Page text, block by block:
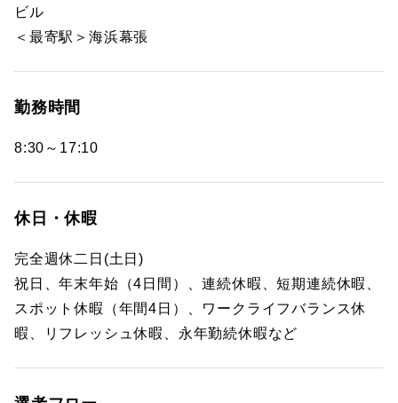
ビル
＜最寄駅＞海浜幕張
勤務時間
8:30～17:10
休日・休暇
完全週休二日(土日)
祝日、年末年始（4日間）、連続休暇、短期連続休暇、
スポット休暇（年間4日）、ワークライフバランス休
暇、リフレッシュ休暇、永年勤続休暇など